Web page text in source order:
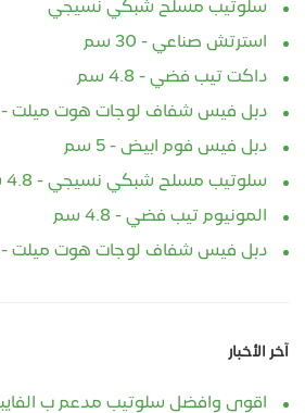
سلوتيب مسلح شبكي نسيجي
استرتش صناعي - 30 سم
داكت تيب فضي - 4.8 سم
دبل فيس شفاف لوجات هوت ميلت - 50 سم
دبل فيس فوم ابيض - 5 سم
سلوتيب مسلح شبكي نسيجي - 4.8 سم
المونيوم تيب فضي - 4.8 سم
دبل فيس شفاف لوجات هوت ميلت - 40 سم
آخر الأخبار
اقوي وافضل سلوتيب مدعم ب